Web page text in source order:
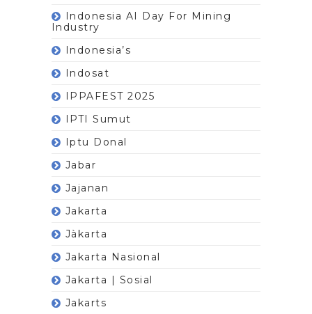
Indonesia AI Day For Mining
Industry
Indonesia’s
Indosat
IPPAFEST 2025
IPTI Sumut
Iptu Donal
Jabar
Jajanan
Jakarta
Jàkarta
Jakarta Nasional
Jakarta | Sosial
Jakarts